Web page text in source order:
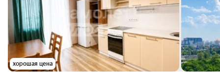
хорошая цена